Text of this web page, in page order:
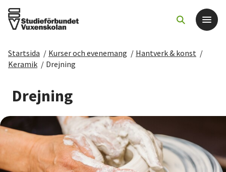
Det här gör vi
För dig som
Sök kurser och evenemang
Om SV
Startsida / Kurser och evenemang / Hantverk & konst /
Keramik / Drejning
Drejning